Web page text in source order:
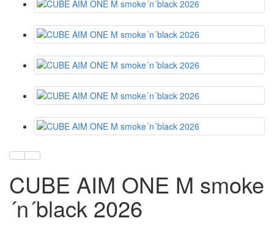
CUBE AIM ONE M smoke
´n´black 2026